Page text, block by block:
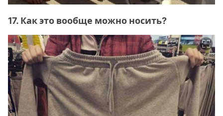
17. Как это вообще можно носить?